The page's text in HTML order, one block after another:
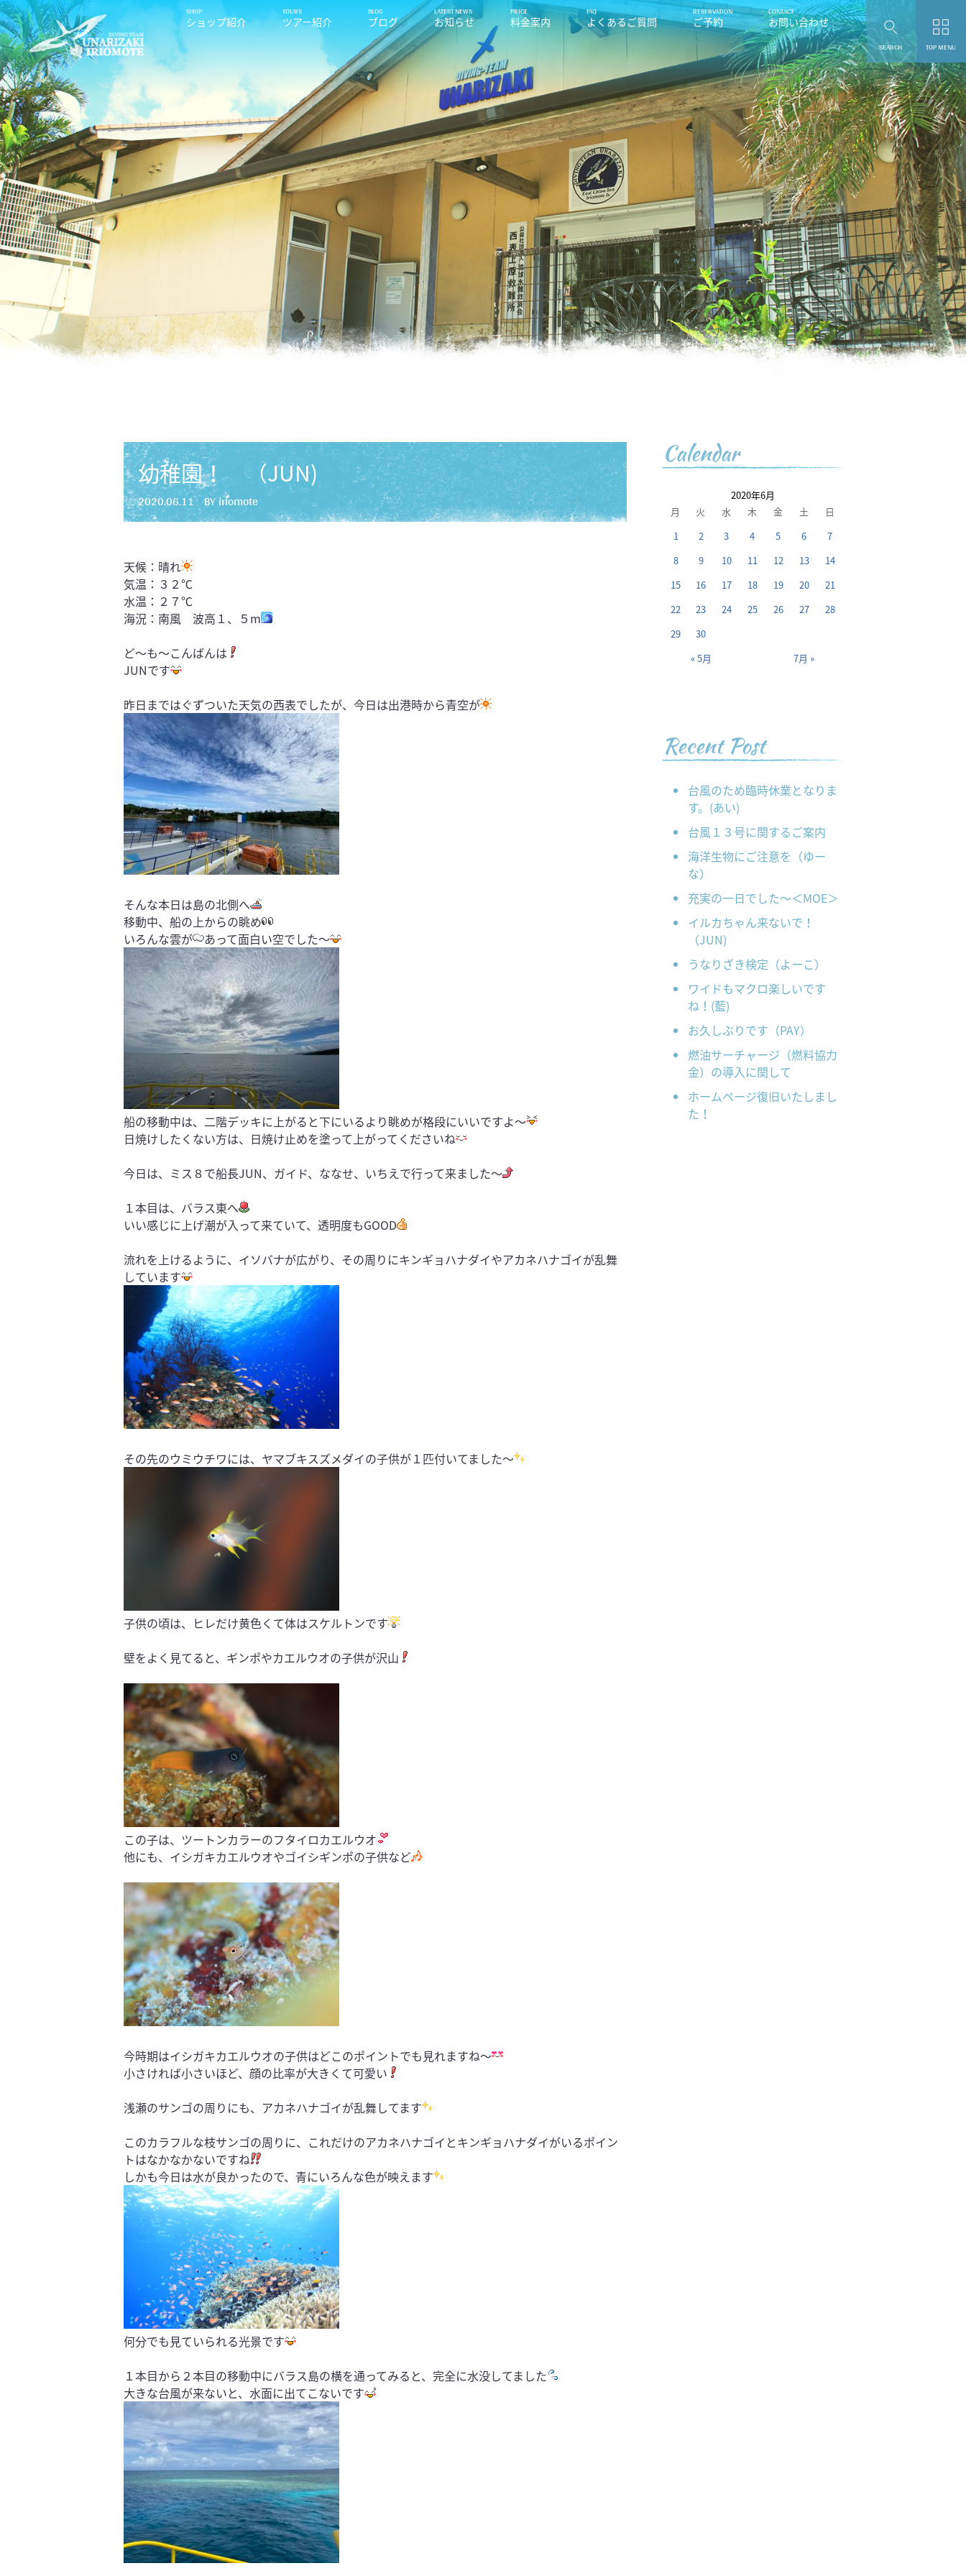
ショップ紹介 ツアー紹介 ブログ お知らせ 料金案内 よくあるご質問 ご予約 お問い合わせ
SEARCH TOP MENU
Calendar
2020年6月
月
火 水 木 金 土 日
« 5月 7月 »
1 2 3 4 5 6
7
8
9 10 11 12 13
14
15
16 17 18 19 20
21
22
23 24 25 26 27
28
29
30
Recent Post
台風のため臨時休業となりま
す。(あい)
台風１３号に関するご案内
海洋生物にご注意を（ゆー
な）
充実の一日でした～＜MOE＞
イルカちゃん来ないで！
（JUN)
うなりざき検定（よーこ）
ワイドもマクロ楽しいです
ね！(藍)
お久しぶりです（PAY）
燃油サーチャージ（燃料協力
金）の導入に関して
ホームページ復旧いたしまし
た！
幼稚園！ （JUN)
2020.06.11 BY iriomote
天候：晴れ
気温：３２℃
水温：２７℃
海況：南風 波高１、５m
ど〜も〜こんばんは
JUNです
昨日まではぐずついた天気の西表でしたが、今日は出港時から青空が
そんな本日は島の北側へ
移動中、船の上からの眺め
いろんな雲が
あって面白い空でした〜
船の移動中は、二階デッキに上がると下にいるより眺めが格段にいいですよ〜
日焼けしたくない方は、日焼け止めを塗って上がってくださいね
今日は、ミス８で船長JUN、ガイド、ななせ、いちえで行って来ました〜
１本目は、バラス東へ
いい感じに上げ潮が入って来ていて、透明度もGOOD
流れを上けるように、イソバナが広がり、その周りにキンギョハナダイやアカネハナゴイが乱舞
しています
その先のウミウチワには、ヤマブキスズメダイの子供が１匹付いてました〜
子供の頃は、ヒレだけ黄色くて体はスケルトンです
壁をよく見てると、ギンポやカエルウオの子供が沢山
この子は、ツートンカラーのフタイロカエルウオ
他にも、イシガキカエルウオやゴイシギンポの子供など
今時期はイシガキカエルウオの子供はどこのポイントでも見れますね〜
小さければ小さいほど、顔の比率が大きくて可愛い
浅瀬のサンゴの周りにも、アカネハナゴイが乱舞してます
このカラフルな枝サンゴの周りに、これだけのアカネハナゴイとキンギョハナダイがいるポイン
トはなかなかないですね
しかも今日は水が良かったので、青にいろんな色が映えます
何分でも見ていられる光景です
１本目から２本目の移動中にバラス島の横を通ってみると、完全に水没してました
大きな台風が来ないと、水面に出てこないです